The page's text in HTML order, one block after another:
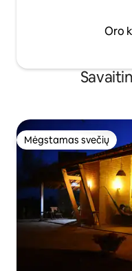
Oro
Mėgstamas svečių
Mėgstamas svečių